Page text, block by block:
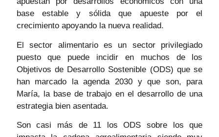
base estable y sólida que apueste por el
crecimiento apoyando la nueva realidad.
El sector alimentario es un sector privilegiado
puesto que puede incidir en muchos de los
Objetivos de Desarrollo Sostenible (ODS) que se
han marcado la agenda 2030 y que son, para
María, la base de trabajo en el desarrollo de una
estrategia bien asentada.
Son casi más de 11 los ODS sobre los que